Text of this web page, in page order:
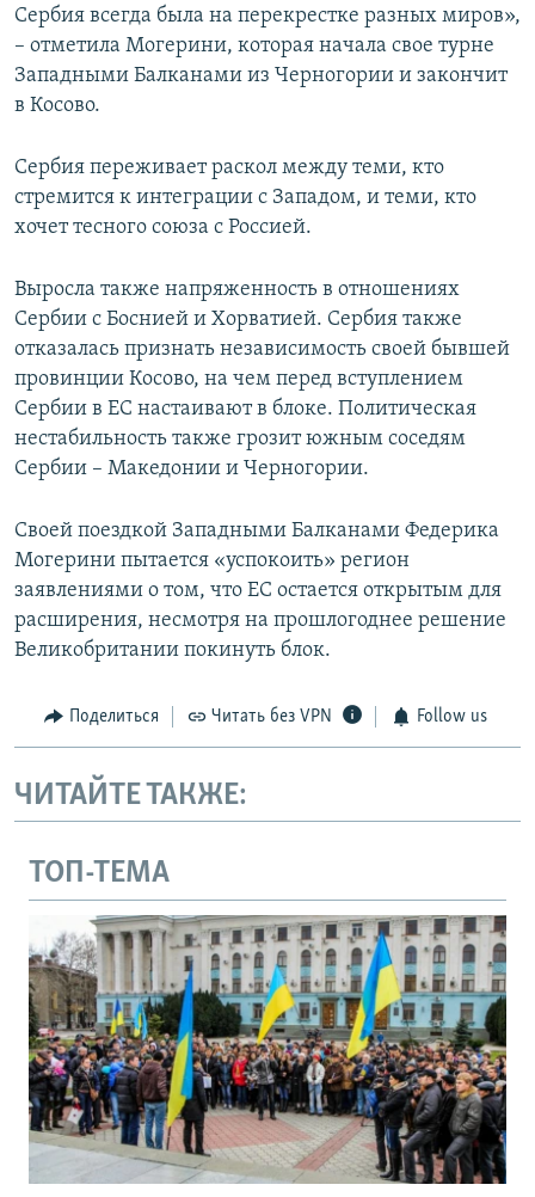
Сербия всегда была на перекрестке разных миров»,
– отметила Могерини, которая начала свое турне
Западными Балканами из Черногории и закончит
в Косово.
Сербия переживает раскол между теми, кто
стремится к интеграции с Западом, и теми, кто
хочет тесного союза с Россией.
Выросла также напряженность в отношениях
Сербии с Боснией и Хорватией. Сербия также
отказалась признать независимость своей бывшей
провинции Косово, на чем перед вступлением
Сербии в ЕС настаивают в блоке. Политическая
нестабильность также грозит южным соседям
Сербии – Македонии и Черногории.
Своей поездкой Западными Балканами Федерика
Могерини пытается «успокоить» регион
заявлениями о том, что ЕС остается открытым для
расширения, несмотря на прошлогоднее решение
Великобритании покинуть блок.
Поделиться Читать без VPN Follow us
ЧИТАЙТЕ ТАКЖЕ:
ТОП-ТЕМА